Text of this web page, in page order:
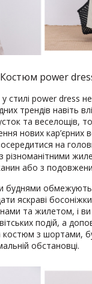
Костюм power
стилі power dress
трендів навіть
та веселощів,
нових
на
різноманітними
або з
буднями
яскраві
та жилетом, і
подій, а
з шортами,
обстановці.